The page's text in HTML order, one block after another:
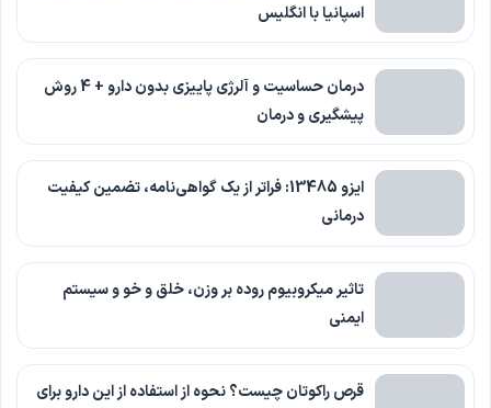
اسپانیا با انگلیس
درمان حساسیت و آلرژی پاییزی بدون دارو + 4 روش
پیشگیری و درمان
ایزو 13485: فراتر از یک گواهی‌نامه، تضمین کیفیت
درمانی
تاثیر میکروبیوم روده بر وزن، خلق و خو و سیستم
ایمنی
قرص راکوتان چیست؟ نحوه از استفاده از این دارو برای